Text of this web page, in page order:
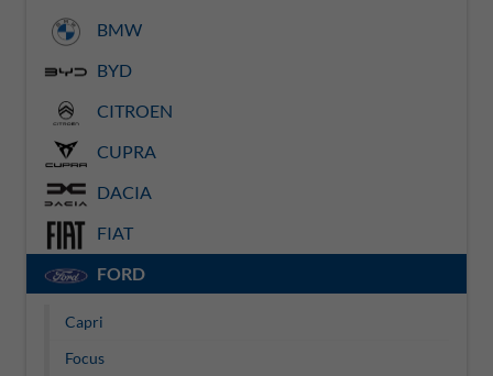
BMW
BYD
CITROEN
CUPRA
DACIA
FIAT
FORD
Capri
Focus